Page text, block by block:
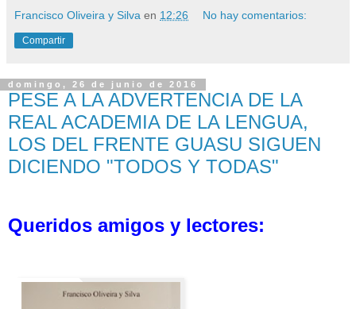
Francisco Oliveira y Silva en 12:26 No hay comentarios:
Compartir
domingo, 26 de junio de 2016
PESE A LA ADVERTENCIA DE LA
REAL ACADEMIA DE LA LENGUA,
LOS DEL FRENTE GUASU SIGUEN
DICIENDO "TODOS Y TODAS"
Queridos amigos y lectores: